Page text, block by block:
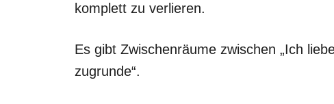
komplett zu verlieren.
Es gibt Zwischenräume zwischen „Ich
zugrunde“.